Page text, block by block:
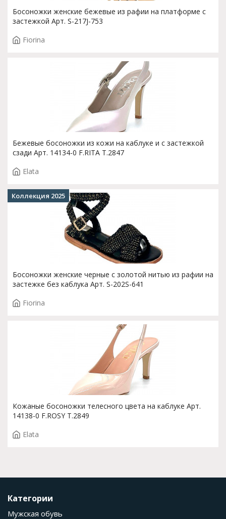
Босоножки женские бежевые из рафии на платформе с
застежкой Арт. S-217J-753
Fiorina
Бежевые босоножки из кожи на каблуке и с застежкой
сзади Арт. 14134-0 F.RITA T.2847
Elata
Босоножки женские черные с золотой нитью из рафии на
застежке без каблука Арт. S-202S-641
Fiorina
Коллекция 2025
Кожаные босоножки телесного цвета на каблуке Арт.
14138-0 F.ROSY T.2849
Elata
Категории
Мужская обувь